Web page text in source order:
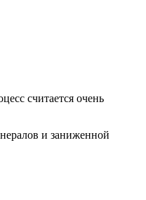
считается очень
и заниженной